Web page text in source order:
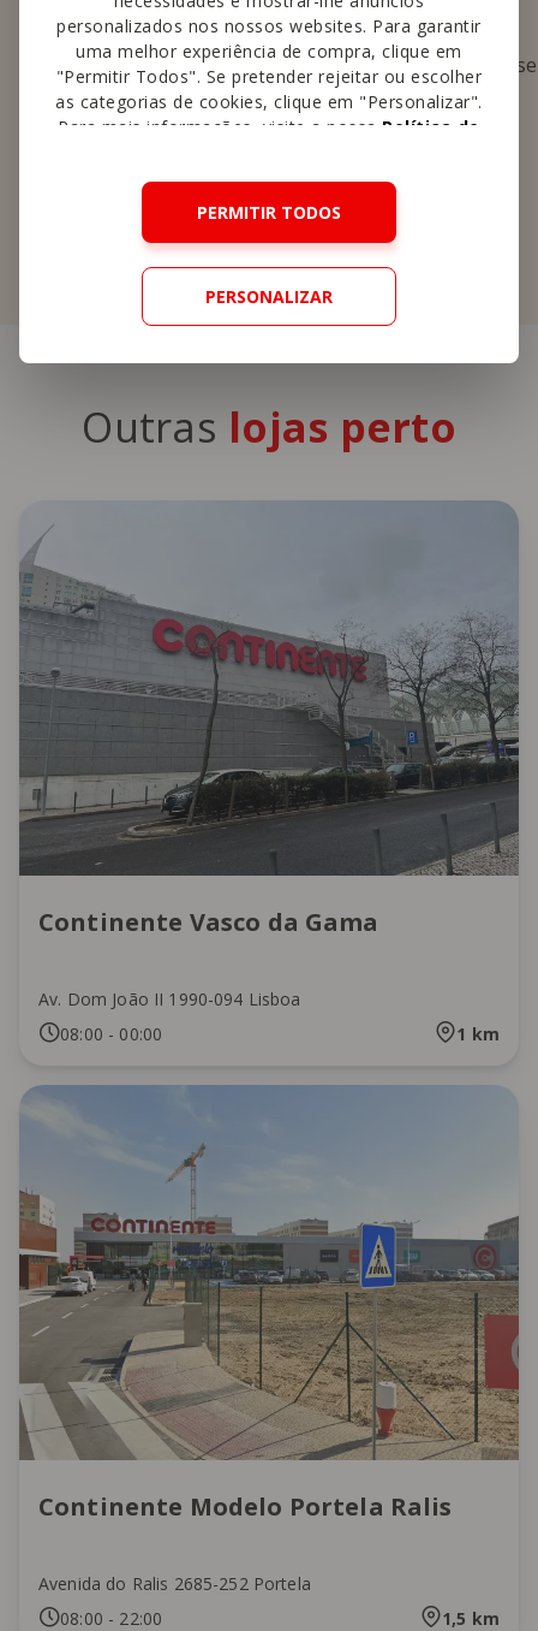
personalizados nos nossos websites. Para garantir
uma melhor experiência de compra, clique em
"Permitir Todos". Se pretender rejeitar ou escolher
as categorias de cookies, clique em "Personalizar".
Para mais informações, visite a nossa Política de
PERMITIR TODOS
PERSONALIZAR
Oferta alargada de produtos
saborosos de cafetaria, pastelaria,
padaria e refeições ligeiras.
Outras lojas perto
Continente Vasco da Gama
Av. Dom João II 1990-094 Lisboa
08:00 - 00:00 1 km
Continente Modelo Portela Ralis
Avenida do Ralis 2685-252 Portela
08:00 - 22:00 1,5 km